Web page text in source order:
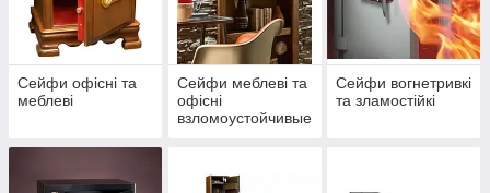
Сейфи офісні та
меблеві
Сейфи меблеві та
офісні
взломоустойчивые
Сейфи вогнетривкі
та зламостійкі